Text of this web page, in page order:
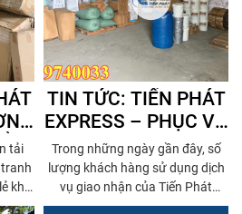
tải
khó
có
TIN TỨC: TIẾN PHÁT
EXPRESS – PHỤC VỤ
CHUYÊN NGHIỆP,
GIAO HÀNG CHUẨN
MỖI NGÀY
Trong những ngày gần đây, số
lượng khách hàng sử dụng dịch
vụ giao nhận của Tiến Phát
Express tiếp tục tăng mạnh.